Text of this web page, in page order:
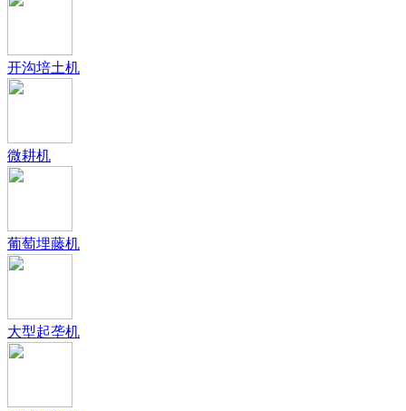
开沟培土机
微耕机
葡萄埋藤机
大型起垄机